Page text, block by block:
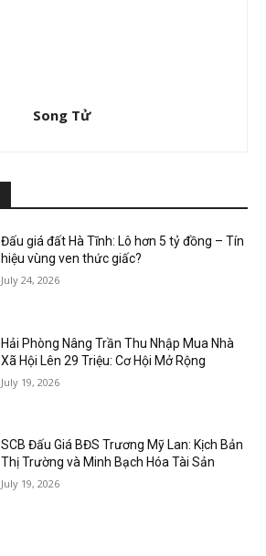
Song Tử
Đấu giá đất Hà Tĩnh: Lô hơn 5 tỷ đồng – Tín
hiệu vùng ven thức giấc?
July 24, 2026
Hải Phòng Nâng Trần Thu Nhập Mua Nhà
Xã Hội Lên 29 Triệu: Cơ Hội Mở Rộng
July 19, 2026
SCB Đấu Giá BĐS Trương Mỹ Lan: Kịch Bản
Thị Trường và Minh Bạch Hóa Tài Sản
July 19, 2026